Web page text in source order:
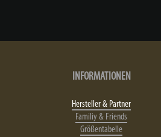
INFORMATIONEN
Hersteller & Partner
Familiy & Friends
Größentabelle